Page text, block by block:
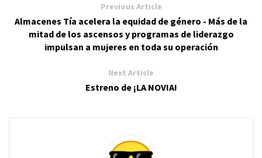
Previous Article
Almacenes Tía acelera la equidad de género - Más de la
mitad de los ascensos y programas de liderazgo
impulsan a mujeres en toda su operación
Next Article
Estreno de ¡LA NOVIA!